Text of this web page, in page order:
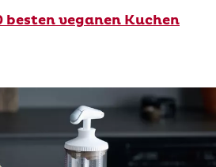
besten veganen Kuchen